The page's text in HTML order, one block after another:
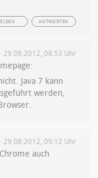
ANTWORTEN
29.08.2012, 08:53 Uhr
Java 7 kann
werden,
29.08.2012, 09:12 Uhr
auch